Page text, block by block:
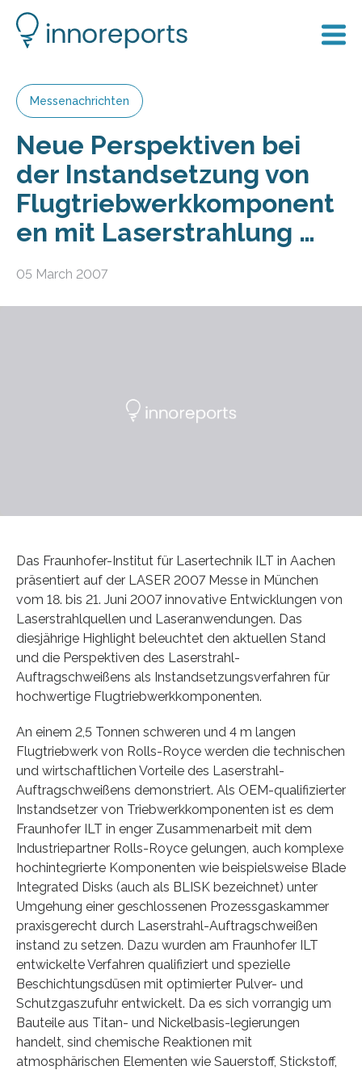
Messenachrichten
Neue Perspektiven bei
der Instandsetzung von
Flugtriebwerkkomponent
en mit Laserstrahlung …
05 March 2007
Das Fraunhofer-Institut für Lasertechnik ILT in Aachen
präsentiert auf der LASER 2007 Messe in München
vom 18. bis 21. Juni 2007 innovative Entwicklungen von
Laserstrahlquellen und Laseranwendungen. Das
diesjährige Highlight beleuchtet den aktuellen Stand
und die Perspektiven des Laserstrahl-
Auftragschweißens als Instandsetzungsverfahren für
hochwertige Flugtriebwerkkomponenten.
An einem 2,5 Tonnen schweren und 4 m langen
Flugtriebwerk von Rolls-Royce werden die technischen
und wirtschaftlichen Vorteile des Laserstrahl-
Auftragschweißens demonstriert. Als OEM-qualifizierter
Instandsetzer von Triebwerkkomponenten ist es dem
Fraunhofer ILT in enger Zusammenarbeit mit dem
Industriepartner Rolls-Royce gelungen, auch komplexe
hochintegrierte Komponenten wie beispielsweise Blade
Integrated Disks (auch als BLISK bezeichnet) unter
Umgehung einer geschlossenen Prozessgaskammer
praxisgerecht durch Laserstrahl-Auftragschweißen
instand zu setzen. Dazu wurden am Fraunhofer ILT
entwickelte Verfahren qualifiziert und spezielle
Beschichtungsdüsen mit optimierter Pulver- und
Schutzgaszufuhr entwickelt. Da es sich vorrangig um
Bauteile aus Titan- und Nickelbasis-legierungen
handelt, sind chemische Reaktionen mit
atmosphärischen Elementen wie Sauerstoff, Stickstoff,